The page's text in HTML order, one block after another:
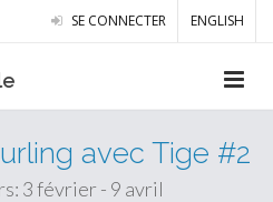
SE CONNECTER ENGLISH
avec Tige #2
3 février - 9 avril